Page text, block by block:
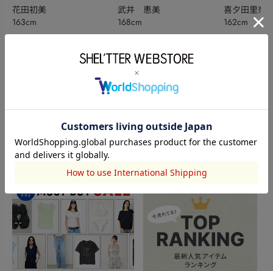
花田初美
163cm
武井 恵美
168cm
喜夕田里奈
ベ秋】
162cm
このアイテムを見た人がチェックしている商品
TOPICS